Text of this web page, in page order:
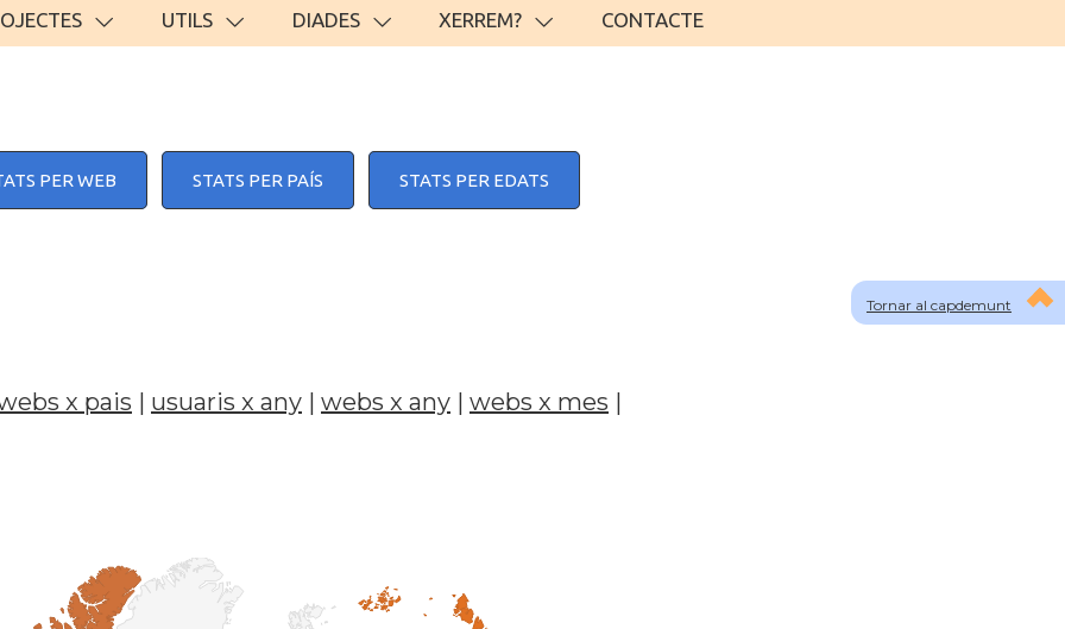
UTILS DIADES XERREM? CONTACTE
Tornar al capdemunt
PER WEB STATS PER PAÍS STATS PER EDATS
x pais | usuaris x any | webs x any | webs x mes |